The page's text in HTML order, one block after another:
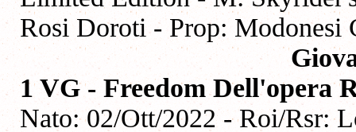
Rosi Doroti - Prop: Modonesi
1 VG - Freedom Dell'opera
Nato: 02/Ott/2022 - Roi/Rsr: